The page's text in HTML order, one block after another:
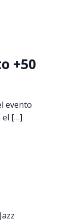
+50
evento
el […]